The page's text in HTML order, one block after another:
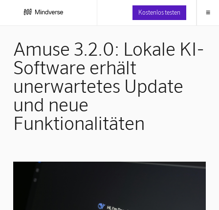
Kostenlos testen ≡
Amuse 3.2.0: Lokale KI-
Software erhält
unerwartetes Update
und neue
Funktionalitäten